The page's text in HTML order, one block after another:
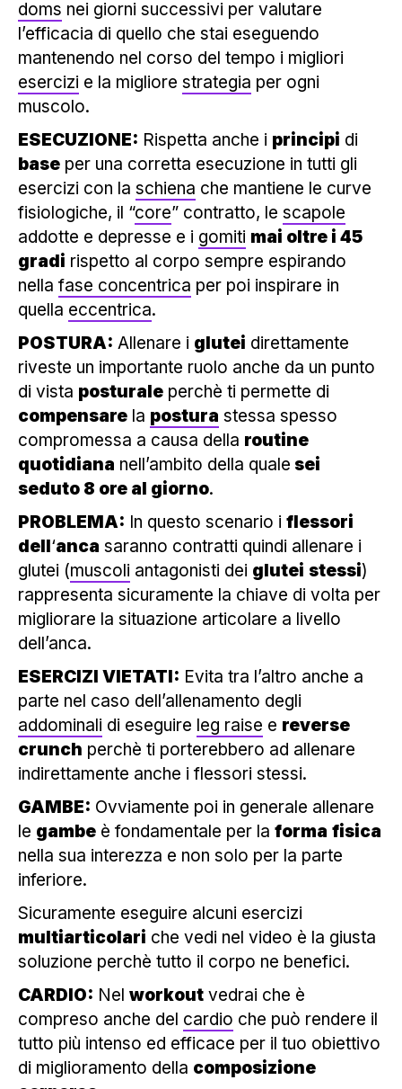
doms nei giorni successivi per valutare
l’efficacia di quello che stai eseguendo
mantenendo nel corso del tempo i migliori
esercizi e la migliore strategia per ogni
muscolo.
ESECUZIONE: Rispetta anche i principi di
base per una corretta esecuzione in tutti gli
esercizi con la schiena che mantiene le curve
fisiologiche, il “core” contratto, le scapole
addotte e depresse e i gomiti mai oltre i 45
gradi rispetto al corpo sempre espirando
nella fase concentrica per poi inspirare in
quella eccentrica.
POSTURA: Allenare i glutei direttamente
riveste un importante ruolo anche da un punto
di vista posturale perchè ti permette di
compensare la postura stessa spesso
compromessa a causa della routine
quotidiana nell’ambito della quale sei
seduto 8 ore al giorno.
PROBLEMA: In questo scenario i flessori
dell‘anca saranno contratti quindi allenare i
glutei (muscoli antagonisti dei glutei stessi)
rappresenta sicuramente la chiave di volta per
migliorare la situazione articolare a livello
dell’anca.
ESERCIZI VIETATI: Evita tra l’altro anche a
parte nel caso dell’allenamento degli
addominali di eseguire leg raise e reverse
crunch perchè ti porterebbero ad allenare
indirettamente anche i flessori stessi.
GAMBE: Ovviamente poi in generale allenare
le gambe è fondamentale per la forma fisica
nella sua interezza e non solo per la parte
inferiore.
Sicuramente eseguire alcuni esercizi
multiarticolari che vedi nel video è la giusta
soluzione perchè tutto il corpo ne benefici.
CARDIO: Nel workout vedrai che è
compreso anche del cardio che può rendere il
tutto più intenso ed efficace per il tuo obiettivo
di miglioramento della composizione